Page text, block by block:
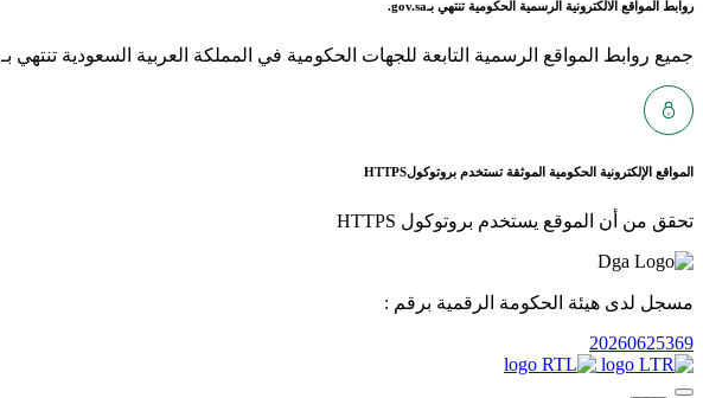
روابط المواقع الالكترونية الرسمية الحكومية تنتهي بـgov.sa.
جميع روابط المواقع الرسمية التابعة للجهات الحكومية في المملكة العربية السعودية تنتهي بـ gov.sa
المواقع الإلكترونية الحكومية الموثقة تستخدم بروتوكولHTTPS
تحقق من أن الموقع يستخدم بروتوكول HTTPS
مسجل لدى هيئة الحكومة الرقمية برقم :
20260625369